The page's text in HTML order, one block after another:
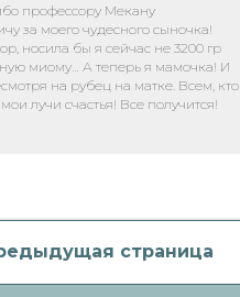
профессору Мекану
за моего чудесного сыночка!
носила бы я сейчас не 3200 гр
миому… А теперь я мамочка! И
на рубец на матке. Всем, кто
лучи счастья! Все получится!
страница